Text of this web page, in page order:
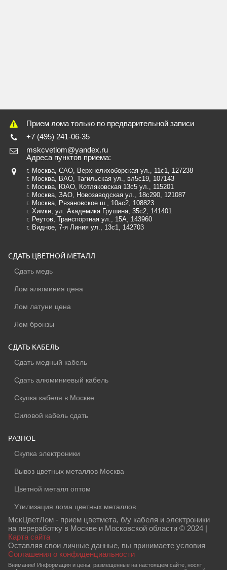
Прием лома только по предварительной записи
+7 (495) 241-06-35
mskcvetlom@yandex.ru
Адреса пунктов приема:
г. Москва, САО, Верхнелихоборская ул., 11с1, 127238
г. Москва, ВАО, Тагильская ул., вл5с19, 107143
г. Москва, ЮАО, Котляковская 13с5 ул., 115201
г. Москва, ЗАО, Новозаводская ул., 18c290, 121087
г. Москва, Рязановское ш., 10ас2, 108823
г. Химки, ул. Академика Грушина, 35с2, 141401
г. Реутов, Транспортная ул., 15А, 143960
г. Видное, 7-я Линия ул., 13с1, 142703
СДАТЬ ЦВЕТНОЙ МЕТАЛЛ
Сдать медь
Лом алюминия цена
Лом латуни цена
Лом бронзы
СДАТЬ КАБЕЛЬ
Сдать медный кабель
Сдать алюминиевый кабель
Скупка кабеля в Москве
Силовой кабель сдать
РАЗНОЕ
Скупка электроники
Вывоз цветных металлов Москва
Цветной металл оптом
Утилизация лома цветных металлов
МскЦветЛом - прием цветмета, б/у кабеля и электроники
на переработку в Москве и Московской области © 2024 |
Карта сайта
Оставляя свои личные данные, вы принимаете условия
Соглашения о конфиденциальности
Внимание! Информация и цены, размещенные на настоящем сайте, носят